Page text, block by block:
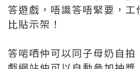
答遊戲，唔識答唔緊要，工
比貼示架！
答啱哂仲可以同子母奶自